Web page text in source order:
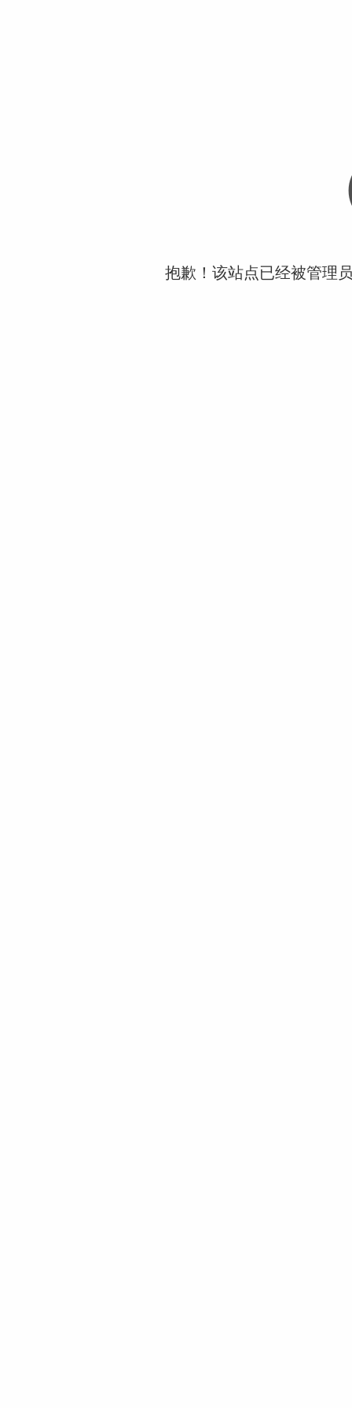
抱歉！该站点已经被管理